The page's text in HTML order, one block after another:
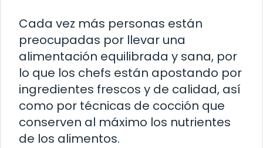
Cada vez más personas están
preocupadas por llevar una
alimentación equilibrada y sana, por
lo que los chefs están apostando por
ingredientes frescos y de calidad, así
como por técnicas de cocción que
conserven al máximo los nutrientes
de los alimentos.